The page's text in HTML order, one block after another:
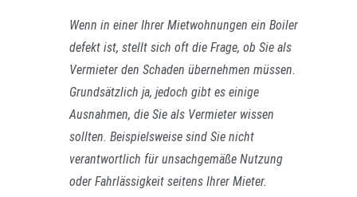
Wenn in einer Ihrer Mietwohnungen ein Boiler
defekt ist, stellt sich oft die Frage, ob Sie als
Vermieter den Schaden übernehmen müssen.
Grundsätzlich ja, jedoch gibt es einige
Ausnahmen, die Sie als Vermieter wissen
sollten. Beispielsweise sind Sie nicht
verantwortlich für unsachgemäße Nutzung
oder Fahrlässigkeit seitens Ihrer Mieter.